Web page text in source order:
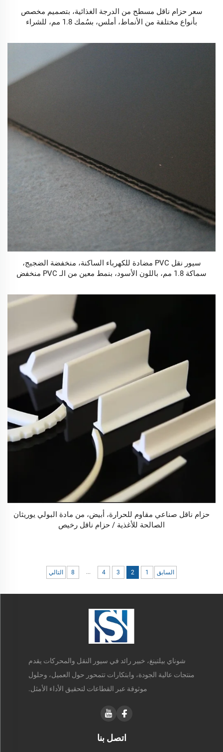
سعر حزام ناقل مسطح من الدرجة الغذائية، بتصميم مخصص
بأنواع مختلفة من الأنماط، أملس، بسُمك 1.8 مم، للشراء
سيور نقل PVC مضادة للكهرباء الساكنة، منخفضة الضجيج،
سماكة 1.8 مم، باللون الأسود، بنمط معين من الـ PVC منخفض
حزام ناقل صناعي مقاوم للحرارة، أبيض، من مادة البولي يوريثان
الصالحة للأغذية / حزام ناقل رخيص
السابق 1
2
3
4
...
8 التالي
شوناي بيلتينغ، خبير رائد في سيور النقل والمحركات يقدم
منتجات عالية الجودة، وابتكارات تتمحور حول العميل، وحلول
موثوقة عبر القطاعات لتحقيق الأداء الأمثل.
اتصل بنا